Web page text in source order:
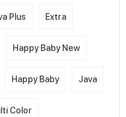
Plus Extra
Happy Baby New
Happy Baby Java
Color